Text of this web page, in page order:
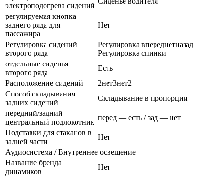
электроподогрева сидений
регулируемая кнопка
заднего ряда для
пассажира
Нет
Регулировка сидений
второго ряда
Регулировка впереднетназад
Регулировка спинки
отдельные сиденья
второго ряда
Есть
Расположение сидений
2нет3нет2
Способ складывания
задних сидений
Складывание в пропорции
передний/задний
центральный подлокотник
перед — есть / зад — нет
Подставки для стаканов в
задней части
Нет
Аудиосистема / Внутреннее освещение
Название бренда
динамиков
Нет